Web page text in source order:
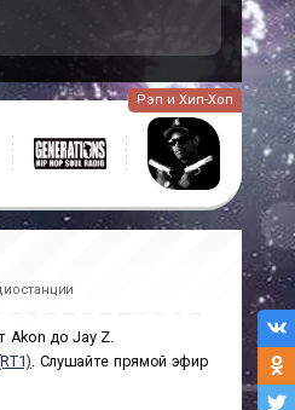
Рэп и Хип-Хоп
Akon до Jay Z.
. Слушайте прямой эфир